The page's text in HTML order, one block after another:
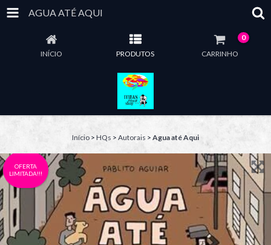
AGUA ATÉ AQUI
INÍCIO PRODUTOS CARRINHO
0
Início > HQs > Autorais > Agua até Aqui
OFERTA
LIMITADA!!!